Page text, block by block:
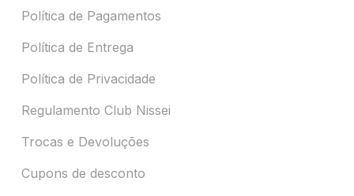
Política de Pagamentos
Política de Entrega
Política de Privacidade
Regulamento Club Nissei
Trocas e Devoluções
Cupons de desconto